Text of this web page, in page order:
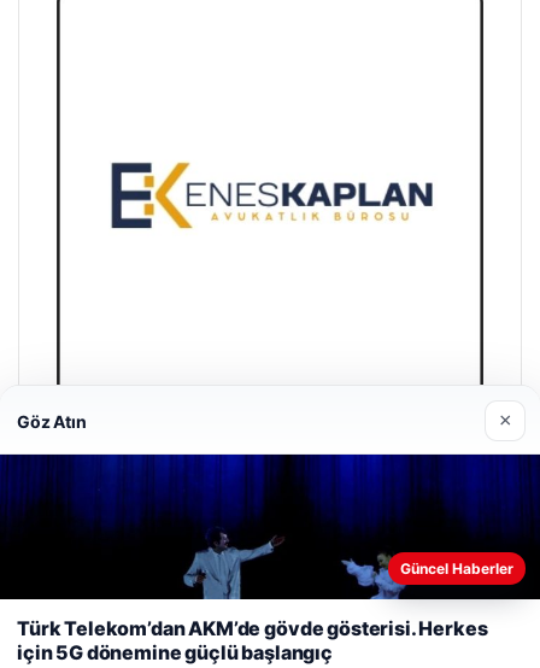
Enes Kaplan Avukatlık Bürosu
28/04/2026
Web sitemizi nasıl kullandığınızı daha iyi anlayabilmek,
kullanıyoruz.Çerez Politikamız
Göz Atın ×
Güncel Haberler
Türk Telekom’dan AKM’de gövde gösterisi. Herkes
için 5G dönemine güçlü başlangıç